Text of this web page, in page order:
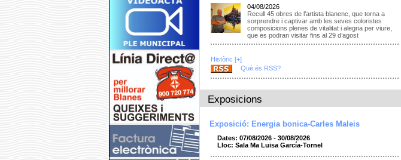
04/08/2026
Recull 45 obres de l’artista blanenc, que torna a
sorprendre i captivar amb les seves coloristes
composicions plenes de vitalitat i alegria per viure,
que es podran visitar fins al 29 d’agost
Històric [+]
Què és RSS?
Exposicions
Exposició: Energia bonica-Carles Maleis
Dates: 07/08/2026 - 30/08/2026
Lloc: Sala Ma Luisa García-Tornel